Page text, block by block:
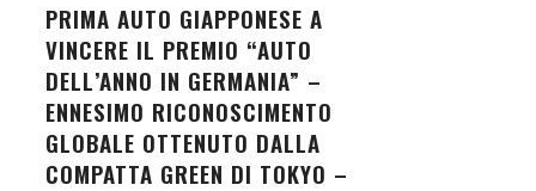
PRIMA AUTO GIAPPONESE A
VINCERE IL PREMIO “AUTO
DELL’ANNO IN GERMANIA” –
ENNESIMO RICONOSCIMENTO
GLOBALE OTTENUTO DALLA
COMPATTA GREEN DI TOKYO –